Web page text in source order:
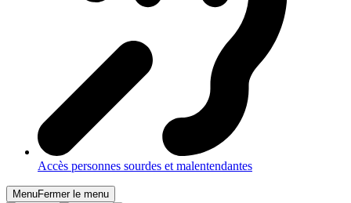
Accès personnes sourdes et malentendantes
MenuFermer le menu